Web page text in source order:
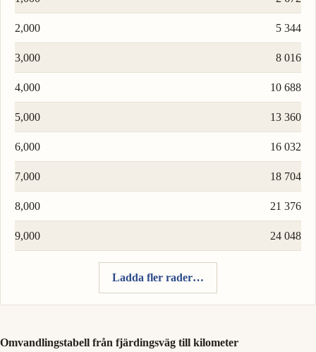
2,000 5 344
3,000 8 016
4,000 10 688
5,000 13 360
6,000 16 032
7,000 18 704
8,000 21 376
9,000 24 048
Ladda fler rader…
Omvandlingstabell från fjärdingsväg till kilometer